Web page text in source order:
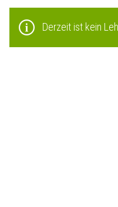
Derzeit ist kein